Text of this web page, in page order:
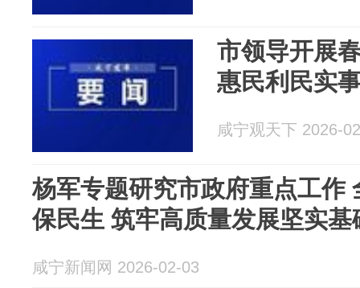
市领导开展
惠民利民实
咸宁观天下 2026-
杨军专题研究市政府重点工作
保民生 筑牢高质量发展坚实基
咸宁新闻网 2026-02-03